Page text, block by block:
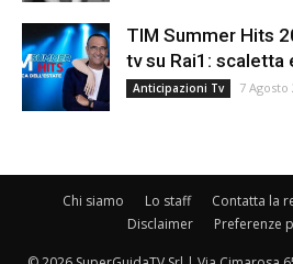
TIM Summer Hits
tv su Rai1: scaletta
Anticipazioni Tv 7 Agosto
Chi siamo Lo staff Contatta la
Disclaimer
Preferenze